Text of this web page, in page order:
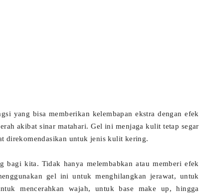
yang bisa memberikan kelembapan ekstra dengan efek
akibat sinar matahari. Gel ini menjaga kulit tetap segar
direkomendasikan untuk jenis kulit kering.
bagi kita. Tidak hanya melembabkan atau memberi efek
gel ini untuk menghilangkan jerawat, untuk
mencerahkan wajah, untuk base make up, hingga